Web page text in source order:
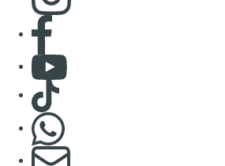
Consulter page Facebook
Consulter Youtube
Consulter TikTok
S'abonner à notre newsletter